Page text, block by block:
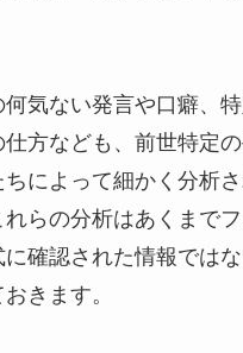
気ない発言や口癖、
方なども、前世特定
ちによって細かく分析
れらの分析はあくまで
確認された情報ではな
きます。